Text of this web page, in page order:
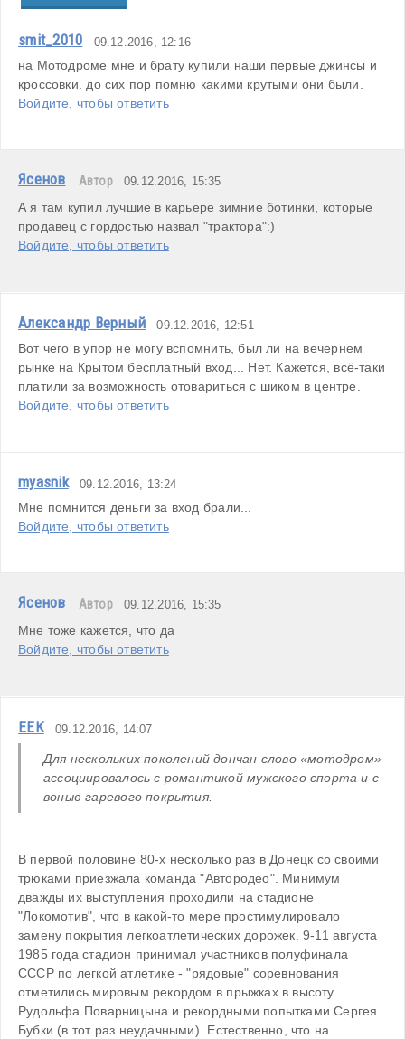
smit_2010 09.12.2016, 12:16
на Мотодроме мне и брату купили наши первые джинсы и
кроссовки. до сих пор помню какими крутыми они были.
Войдите, чтобы ответить
Ясенов Автор 09.12.2016, 15:35
А я там купил лучшие в карьере зимние ботинки, которые
продавец с гордостью назвал "трактора":)
Войдите, чтобы ответить
Александр Верный 09.12.2016, 12:51
Вот чего в упор не могу вспомнить, был ли на вечернем
рынке на Крытом бесплатный вход... Нет. Кажется, всё-таки
платили за возможность отовариться с шиком в центре.
Войдите, чтобы ответить
myasnik 09.12.2016, 13:24
Мне помнится деньги за вход брали...
Войдите, чтобы ответить
Ясенов Автор 09.12.2016, 15:35
Мне тоже кажется, что да
Войдите, чтобы ответить
ЕЕК 09.12.2016, 14:07
Для нескольких поколений дончан слово «мотодром»
ассоциировалось с романтикой мужского спорта и с
вонью гаревого покрытия.
В первой половине 80-х несколько раз в Донецк со своими
трюками приезжала команда "Автородео". Минимум
дважды их выступления проходили на стадионе
"Локомотив", что в какой-то мере простимулировало
замену покрытия легкоатлетических дорожек. 9-11 августа
1985 года стадион принимал участников полуфинала
СССР по легкой атлетике - "рядовые" соревнования
отметились мировым рекордом в прыжках в высоту
Рудольфа Поварницына и рекордными попытками Сергея
Бубки (в тот раз неудачными). Естественно, что на